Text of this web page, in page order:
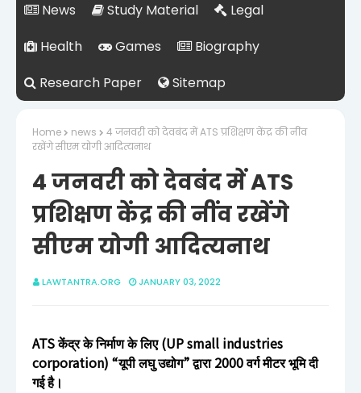
News
Study Material
Legal
Health
Games
Biography
Research Paper
Sitemap
Home news
4 जनवरी को देवबंद में ATS प्रशिक्षण केंद्र की नींव
रखेंगे सीएम योगी आदित्यनाथ
4 जनवरी को देवबंद में ATS
प्रशिक्षण केंद्र की नींव रखेंगे
सीएम योगी आदित्यनाथ
LAWTANTRA.ORG JANUARY 03, 2022
ATS केंद्र के निर्माण के लिए (UP small industries
corporation) “यूपी लघु उद्योग” द्वारा 2000 वर्ग मीटर भूमि दी
गई है।